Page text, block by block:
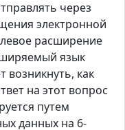
через
электронной
расширение
язык
возникнуть, как
на этот вопрос
путем
данных на 6-